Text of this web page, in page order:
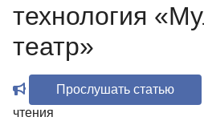
технология
театр»
Прослушать статью
чтения